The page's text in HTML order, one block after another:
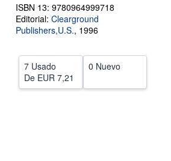
CERRAR
ISBN 13: 9780964999718
Editorial: Clearground
Publishers,U.S., 1996
7 Usado
De EUR 7,21
0 Nuevo